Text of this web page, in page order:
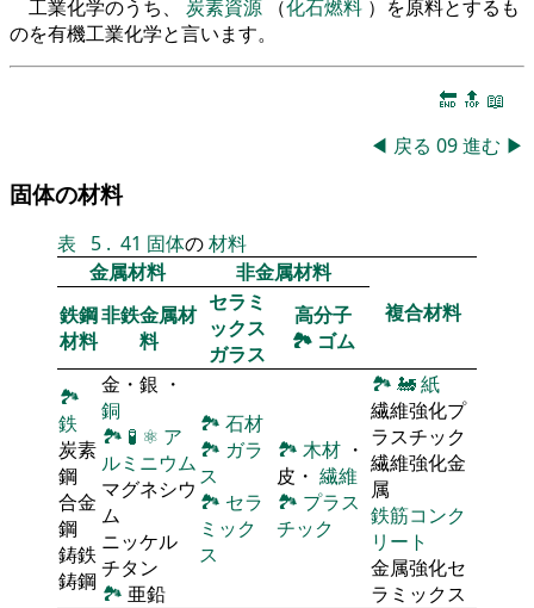
工業化学のうち、 炭素資源 （化石燃料 ）を原料とするも
のを有機工業化学と言います。
🔚 🔝 📖
◀ 戻る 09進む ▶
固体の材料
表 5 . 41 固体の材料
金属材料
非金属材料
複合材料
鉄鋼
材料
非鉄金属材
料
セラミ
ックス
ガラス
高分子
🏞 ゴム
🏞
鉄
炭素
鋼
合金
鋼
鋳鉄
鋳鋼
金・銀 ・
銅
🏞 🧪 ⚛ ア
ルミニウム
マグネシウ
ム
ニッケル
チタン
🏞 亜鉛
🏞 石材
🏞 ガラ
ス
🏞 セラ
ミック
ス
🏞 木材 ・
皮・ 繊維
🏞 プラス
チック
🏞 🚂紙
繊維強化プ
ラスチック
繊維強化金
属
鉄筋コンク
リート
金属強化セ
ラミックス